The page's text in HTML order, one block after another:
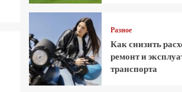
Разное
Как снизить
ремонт и
транспорта